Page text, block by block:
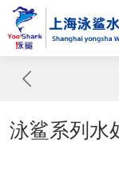
泳鲨系列水